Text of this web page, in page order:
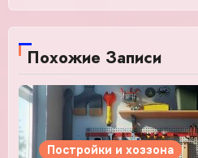
Похожие Записи
Постройки и хоззона